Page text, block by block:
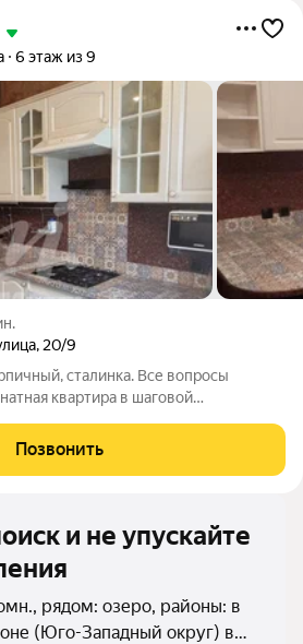
6 этаж из 9
, 20/9
сталинка. Все вопросы
квартира в шаговой
кухонный гарнитур со всей
выходят во
Позвонить
и не упускайте
рядом: озеро, районы: в
(Юго-Западный округ) в